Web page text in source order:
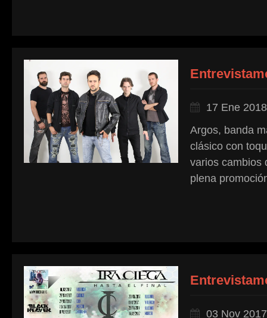
17 Ene 2018
Argos, banda
clásico con
varios cambios
plena
03 Nov 2017